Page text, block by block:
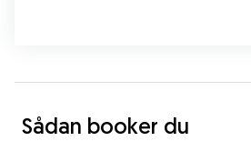
Sådan booker du